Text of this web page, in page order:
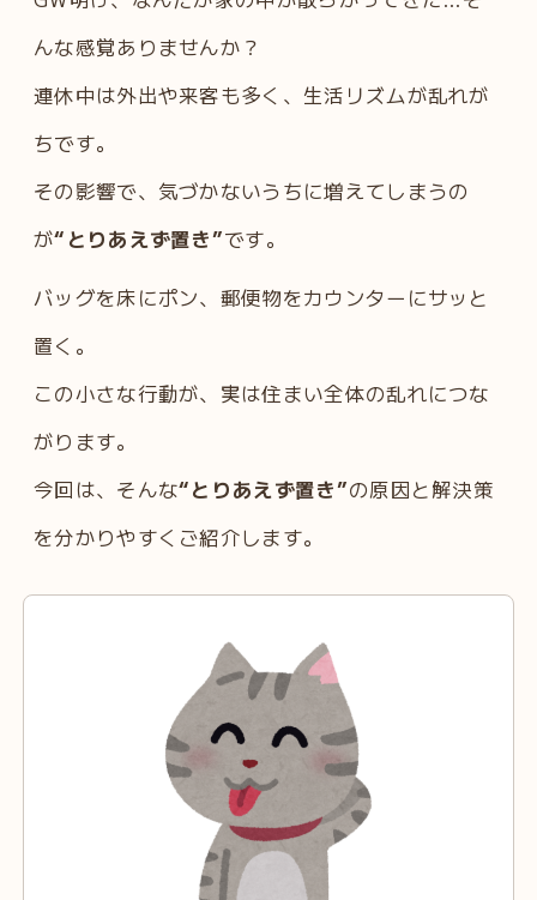
んな感覚ありませんか？
連休中は外出や来客も多く、生活リズムが乱れが
ちです。
その影響で、気づかないうちに増えてしまうの
が“とりあえず置き”です。
バッグを床にポン、郵便物をカウンターにサッと
置く。
この小さな行動が、実は住まい全体の乱れにつな
がります。
今回は、そんな“とりあえず置き”の原因と解決策
を分かりやすくご紹介します。